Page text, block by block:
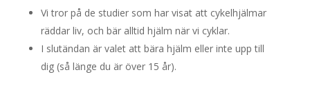
Vi tror på de studier som har visat att cykelhjälmar
räddar liv, och bär alltid hjälm när vi cyklar.
I slutändan är valet att bära hjälm eller inte upp till
dig (så länge du är över 15 år).